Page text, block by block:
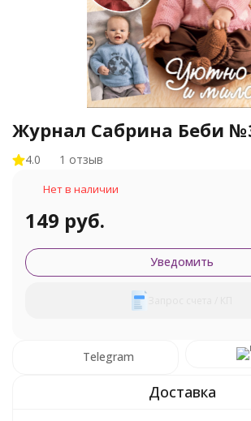
Журнал Сабрина Беби
4.0 1 отзыв
Нет в наличии
149 руб.
Уведомить
Telegram